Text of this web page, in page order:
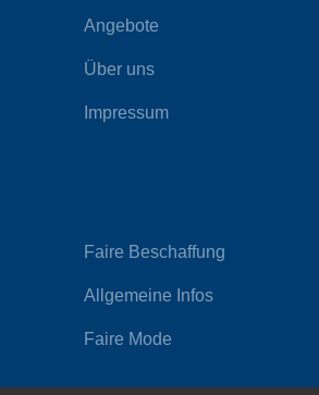
Angebote
Über uns
Impressum
Faire Beschaffung
Allgemeine Infos
Faire Mode